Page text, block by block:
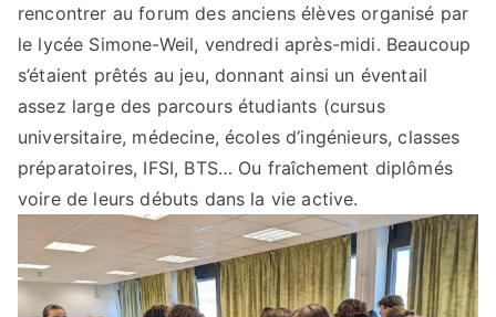
rencontrer au forum des anciens élèves organisé par
le lycée Simone-Weil, vendredi après-midi. Beaucoup
s’étaient prêtés au jeu, donnant ainsi un éventail
assez large des parcours étudiants (cursus
universitaire, médecine, écoles d’ingénieurs, classes
préparatoires, IFSI, BTS… Ou fraîchement diplômés
voire de leurs débuts dans la vie active.